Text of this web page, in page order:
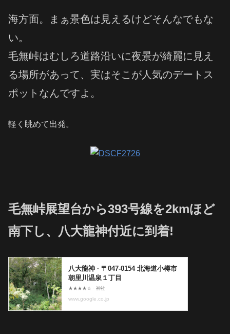
海方面。まぁ景色は見えるけどそんなでもな
い。
毛無峠はむしろ道路沿いに夜景が綺麗に見え
る場所があって、実はそこが人気のデートス
ポットなんですよ。
軽く眺めて出発。
毛無峠展望台から393号線を2kmほど
南下し、八大龍神付近に到着!